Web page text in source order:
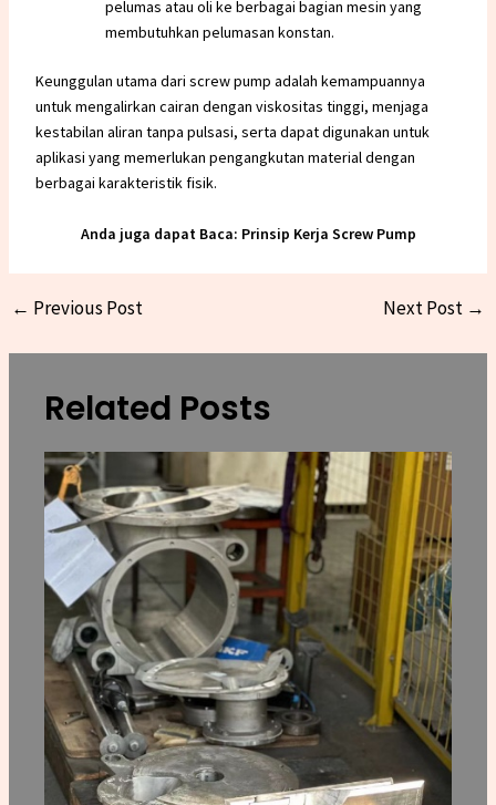
pelumas atau oli ke berbagai bagian mesin yang
membutuhkan pelumasan konstan.
Keunggulan utama dari screw pump adalah kemampuannya
untuk mengalirkan cairan dengan viskositas tinggi, menjaga
kestabilan aliran tanpa pulsasi, serta dapat digunakan untuk
aplikasi yang memerlukan pengangkutan material dengan
berbagai karakteristik fisik.
Anda juga dapat Baca: Prinsip Kerja Screw Pump
← Previous Post Next Post →
Related Posts